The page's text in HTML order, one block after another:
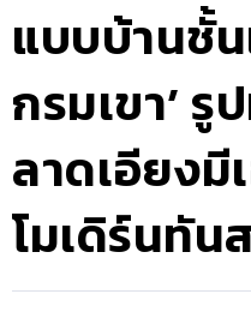
แบบบ้านชั้น
กรมเขา’
ลาดเอียง
โมเดิร์นทัน